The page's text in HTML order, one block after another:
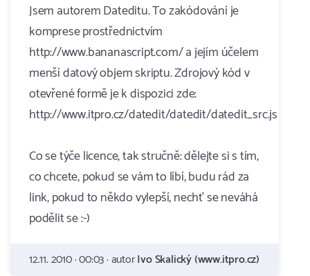
Jsem autorem Dateditu. To zakódování je
komprese prostřednictvím
http://www.bananascript.com/ a jejím účelem
menší datový objem skriptu. Zdrojový kód v
otevřené formě je k dispozici zde:
http://www.itpro.cz/datedit/datedit/datedit_src.js
Co se týče licence, tak stručně: dělejte si s tím,
co chcete, pokud se vám to líbí, budu rád za
link, pokud to někdo vylepší, nechť se neváhá
podělit se :-)
12.11. 2010 · 00:03 · autorIvo Skalický (www.itpro.cz)